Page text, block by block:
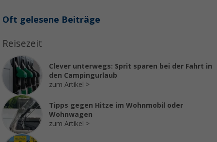
Oft gelesene Beiträge
Reisezeit
Clever unterwegs: Sprit sparen bei der Fahrt in
den Campingurlaub
zum Artikel
Tipps gegen Hitze im Wohnmobil oder
Wohnwagen
zum Artikel